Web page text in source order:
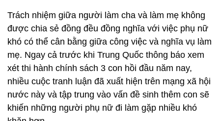
Trách nhiệm giữa người làm cha và làm mẹ không
được chia sẻ đồng đều đồng nghĩa với việc phụ nữ
khó có thể cân bằng giữa công việc và nghĩa vụ làm
mẹ. Ngay cả trước khi Trung Quốc thông báo xem
xét thi hành chính sách 3 con hồi đầu năm nay,
nhiều cuộc tranh luận đã xuất hiện trên mạng xã hội
nước này và tập trung vào vấn đề sinh thêm con sẽ
khiến những người phụ nữ đi làm gặp nhiều khó